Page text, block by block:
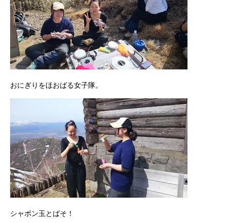
おにぎりをほおばる女子隊。
シャボン玉とばそ！